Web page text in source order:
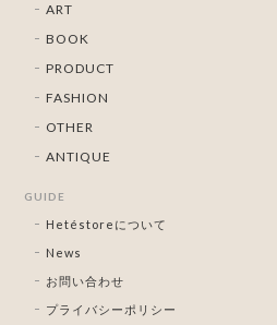
ART
BOOK
PRODUCT
FASHION
OTHER
ANTIQUE
GUIDE
Hetéstoreについて
News
お問い合わせ
プライバシーポリシー